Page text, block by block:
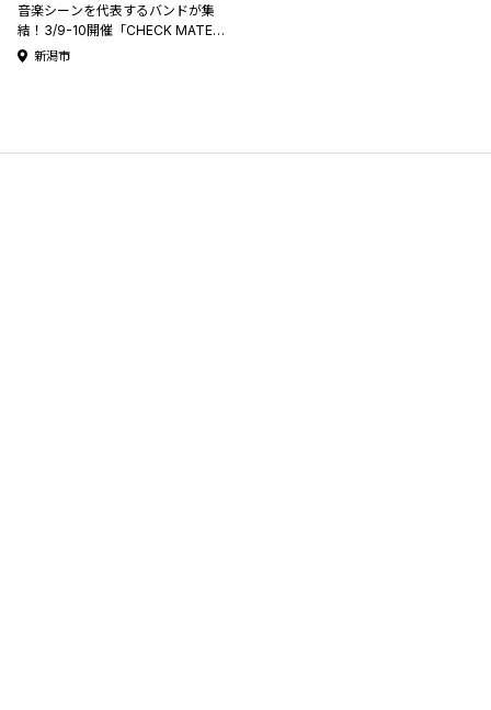
音楽シーンを代表するバンドが集
結！3/9-10開催「CHECK MATE
2024」at 新潟LOTS
新潟市